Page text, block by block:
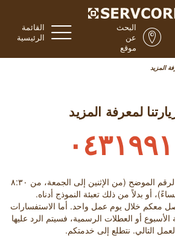
القائمة
الرئيسية
البحث
عن
موقع
المزيد
لمعرفة المزيد
يرجى التواصل معنا عبر الرقم الموضح (من الإثنين إلى الجمعة، من ٨:۳۰
معكم خلال يوم عمل واحد. أما الاستفسارات
الأسبوع أو العطلات الرسمية، فسيتم الرد عليها
التالي. نتطلع إلى خدمتكم.